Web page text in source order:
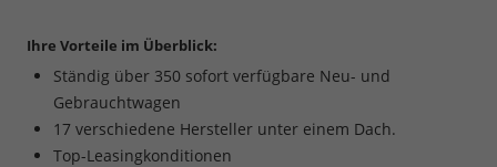
Ihre Vorteile im Überblick:
Ständig über 350 sofort verfügbare Neu- und
Gebrauchtwagen
17 verschiedene Hersteller unter einem Dach.
Top-Leasingkonditionen